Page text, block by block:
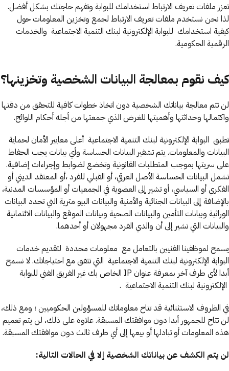
تعزز ملفات تعريف الارتباط استخدامك للبوابة وتفهم حاجتك بشكل أفضل.
لذا نحن نستخدم ملفات تعريف الارتباط لجمع وتخزين المعلومات حول
كيفية استخدامك للبوابة الإلكترونية لبنك التنمية الاجتماعية والخدمات
الرقمية الحكومية.
كيف نقوم بمعالجة البيانات الشخصية وتخزينها؟
لن تتم معالجة بياناتك الشخصية دون اتخاذ خطوات كافية للتحقق من دقتها
واكتمالها وحداثتها وأهميتها للغرض الذي جمعتها من أجله أحكام اللوائح.
تطبق البوابة الإلكترونية لبنك التنمية الاجتماعية أعلى معايير الأمان لحماية
البيانات والمعلومات. يتم تشفير البيانات الحساسة وأي بيانات يجب الحفاظ
على سريتها بموجب المتطلبات القانونية وتخضع لضوابط وإجراءات إضافية.
تشمل البيانات الحساسة الأصل العرقي، أو القبلي للفرد ،أو المعتقد الديني أو
الفكري أو السياسي، أو تشير إلى العضوية في الجمعيات أو المؤسسات المدنية،
بالإضافة إلى البيانات الجنائية والأمنية والبيانات البيو مترية التي تحدد البيانات
الوراثية وبيانات التأمين والبيانات الصحية وبيانات الموقع والبيانات الائتمانية
والبيانات التي تشير إلى أن والدي الفرد مجهولان أو أحدهما.
يسمح لموظفينا الفنيين بالتعامل مع معلومات محددة لتقديم خدمات
البوابة الإلكترونية لبنك التنمية الاجتماعية التي تتفق مع احتياجاتك. لا نسمح
أبدا لأي طرف آخر بمعرفة عنوان IP الخاص بك غير الفريق الفني للبوابة
الإلكترونية لبنك التنمية الاجتماعية .
في الظروف الاستثنائية قد تتاح معلوماتك للمسؤولين الحكوميين ؛ ومع ذلك،
لن تتاح للجمهور أبدا دون موافقتك المسبقة. علاوة على ذلك، لن يتم تعميم
هذه المعلومات أو تبادلها أو بيعها إلى أي طرف ثالث دون موافقتك المسبقة.
لن يتم الكشف عن بياناتك الشخصية إلا في الحالات التالية: